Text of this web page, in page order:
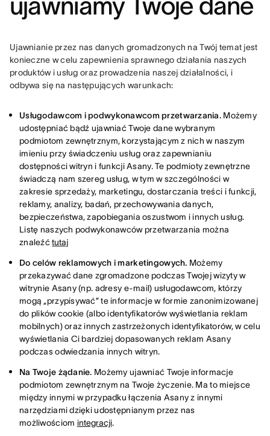
Ujawnianie przez nas danych gromadzonych na Twój temat jest
konieczne w celu zapewnienia sprawnego działania naszych
produktów i usług oraz prowadzenia naszej działalności, i
odbywa się na następujących warunkach:
Usługodawcom i podwykonawcom przetwarzania. Możemy
udostępniać bądź ujawniać Twoje dane wybranym
podmiotom zewnętrznym, korzystającym z nich w naszym
imieniu przy świadczeniu usług oraz zapewnianiu
dostępności witryn i funkcji Asany. Te podmioty zewnętrzne
świadczą nam szereg usług, w tym w szczególności w
zakresie sprzedaży, marketingu, dostarczania treści i funkcji,
reklamy, analizy, badań, przechowywania danych,
bezpieczeństwa, zapobiegania oszustwom i innych usług.
Listę naszych podwykonawców przetwarzania można
znaleźćtutaj
Do celów reklamowych i marketingowych. Możemy
przekazywać dane zgromadzone podczas Twojej wizyty w
witrynie Asany (np. adresy e-mail) usługodawcom, którzy
mogą „przypisywać” te informacje w formie zanonimizowanej
do plików cookie (albo identyfikatorów wyświetlania reklam
mobilnych) oraz innych zastrzeżonych identyfikatorów, w celu
wyświetlania Ci bardziej dopasowanych reklam Asany
podczas odwiedzania innych witryn.
Na Twoje żądanie. Możemy ujawniać Twoje informacje
podmiotom zewnętrznym na Twoje życzenie. Ma to miejsce
między innymi w przypadku łączenia Asany z innymi
narzędziami dzięki udostępnianym przez nas
możliwościom integracji.